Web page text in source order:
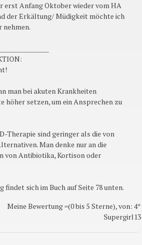
erst Anfang Oktober wieder vom HA
der Erkältung/ Müdigkeit möchte ich
nehmen.
man bei akuten Krankheiten
höher setzen, um ein Ansprechen zu
Therapie sind geringer als die von
Man denke nur an die
von Antibiotika, Kortison oder
sich im Buch auf Seite 78 unten.
Meine Bewertung =(0 bis 5 Sterne), von: 4*
Supergirl13